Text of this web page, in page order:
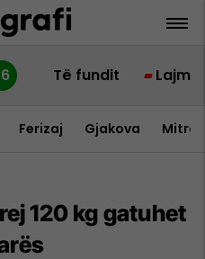
Të fundit Lajme
Ferizaj Gjakova
120 kg gatuhet